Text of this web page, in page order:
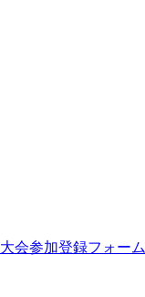
大会参加登録フォーム